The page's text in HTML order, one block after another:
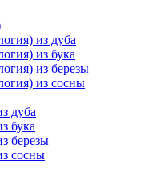
из дуба
из бука
из березы
из сосны
дуба
бука
березы
сосны